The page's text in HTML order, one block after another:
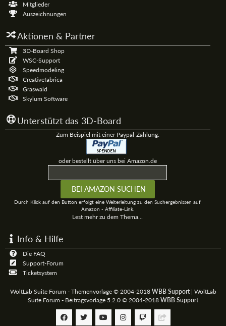
Mitglieder
Auszeichnungen
Aktionen & Partner
3D-Board Shop
WSC-Support
Speedmodeling
Creativefabrica
Graswald
Skylum Software
Unterstützt das 3D-Board
Zum Beispiel mit einer Paypal-Zahlung:
oder bestellt über uns bei Amazon.de
Durch Klick auf den Button erfolgt eine Weiterleitung zu den Suchergebnissen auf
Amazon - Affiliate-Link.
Lest mehr zu dem Thema...
Info & Hilfe
Die FAQ
Support-Forum
Ticketsystem
WoltLab Suite Forum - Themenvorlage © 2004-2018 WBB Support| WoltLab
Suite Forum - Beitragsvorlage 5.2.0 © 2004-2018 WBB Support